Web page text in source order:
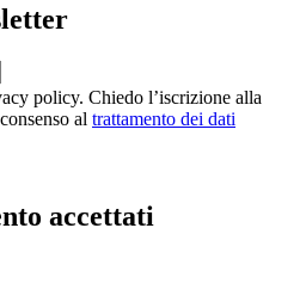
policy. Chiedo l’iscrizione alla
al trattamento dei dati
accettati